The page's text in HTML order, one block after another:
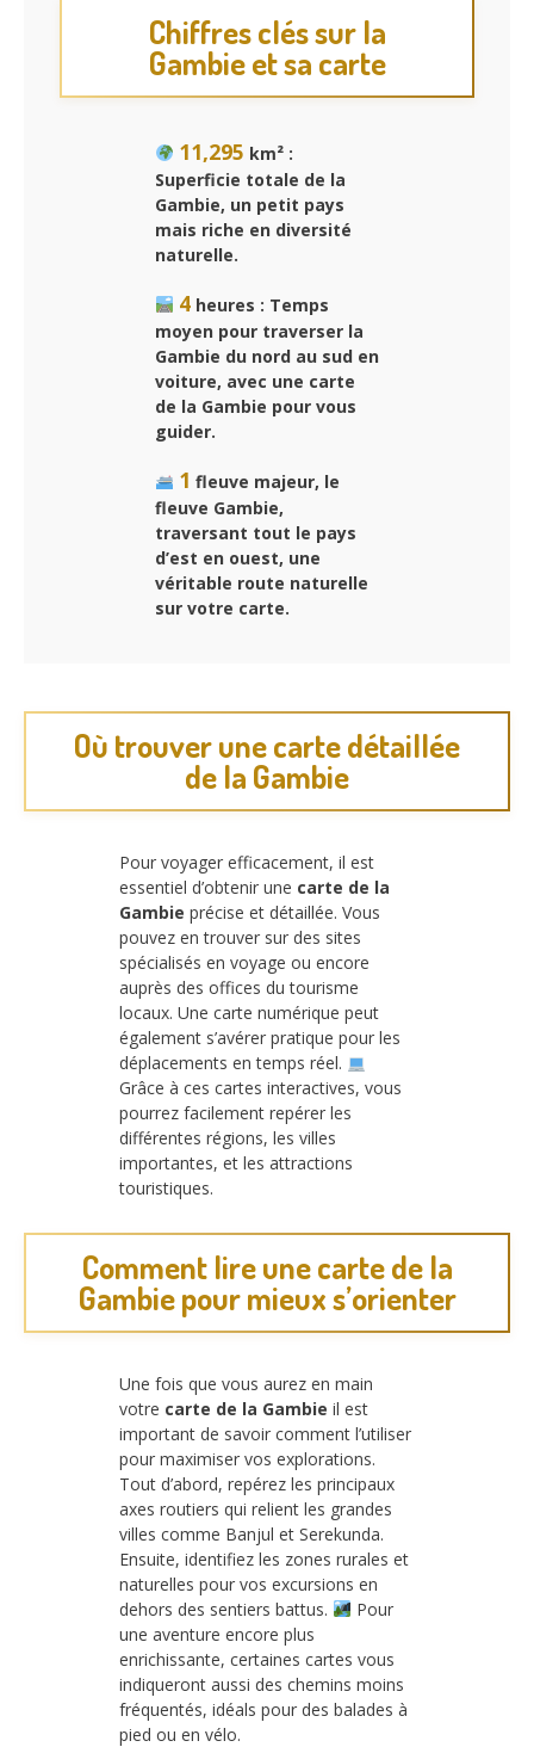
Chiffres clés sur la
Gambie et sa carte
11,295 km² :
Superficie totale de la
Gambie, un petit pays
mais riche en diversité
naturelle.
4heures : Temps
moyen pour traverser la
Gambie du nord au sud en
voiture, avec une carte
de la Gambie pour vous
guider.
1 fleuve majeur, le
fleuve Gambie,
traversant tout le pays
d’est en ouest, une
véritable route naturelle
sur votre carte.
Où trouver une carte détaillée
de la Gambie
Pour voyager efficacement, il est
essentiel d’obtenir une carte de la
Gambie précise et détaillée. Vous
pouvez en trouver sur des sites
spécialisés en voyage ou encore
auprès des offices du tourisme
locaux. Une carte numérique peut
également s’avérer pratique pour les
déplacements en temps réel.
Grâce à ces cartes interactives, vous
pourrez facilement repérer les
différentes régions, les villes
importantes, et les attractions
touristiques.
Comment lire une carte de la
Gambie pour mieux s’orienter
Une fois que vous aurez en main
votre carte de la Gambie il est
important de savoir comment l’utiliser
pour maximiser vos explorations.
Tout d’abord, repérez les principaux
axes routiers qui relient les grandes
villes comme Banjul et Serekunda.
Ensuite, identifiez les zones rurales et
naturelles pour vos excursions en
dehors des sentiers battus.
Pour
une aventure encore plus
enrichissante, certaines cartes vous
indiqueront aussi des chemins moins
fréquentés, idéals pour des balades à
pied ou en vélo.